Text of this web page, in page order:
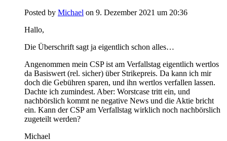
Posted by Michael on 9. Dezember 2021 um 20:36
Hallo,
Die Überschrift sagt ja eigentlich schon alles…
Angenommen mein CSP ist am Verfallstag eigentlich wertlos
da Basiswert (rel. sicher) über Strikepreis. Da kann ich mir
doch die Gebühren sparen, und ihn wertlos verfallen lassen.
Dachte ich zumindest. Aber: Worstcase tritt ein, und
nachbörslich kommt ne negative News und die Aktie bricht
ein. Kann der CSP am Verfallstag wirklich noch nachbörslich
zugeteilt werden?
Michael